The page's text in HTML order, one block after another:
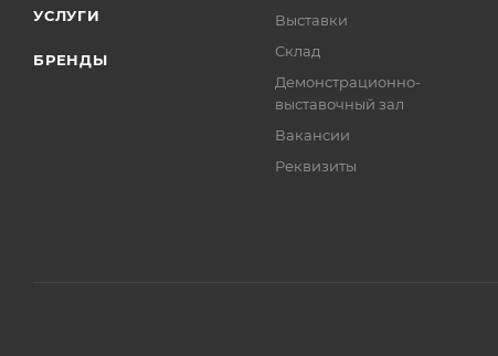
УСЛУГИ
БРЕНДЫ
Выставки
Склад
Демонстрационно-
выставочный зал
Вакансии
Реквизиты